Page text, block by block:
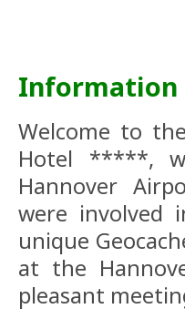
Information
Welcome to
Hotel *****,
Hannover
were involved
unique
at the
pleasant